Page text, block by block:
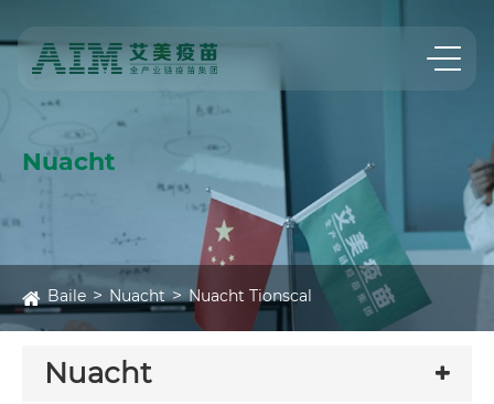
Nuacht
Baile Nuacht Nuacht Tionscal
Nuacht